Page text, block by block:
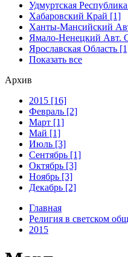
Удмуртская
Хабаровский Край [1]
Ханты-Мансийский
Ямало-Ненецкий Авт.
Ярославская Область
Показать все
Архив
2015 [16]
Февраль [2]
Март [1]
Май [1]
Июль [3]
Сентябрь [1]
Октябрь [3]
Ноябрь [3]
Декабрь [2]
Главная
Религия в светском
2015